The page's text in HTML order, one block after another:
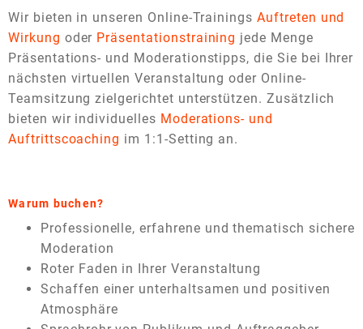
Wir bieten in unseren Online-TrainingsAuftreten und
Wirkung oder Präsentationstraining jede Menge
Präsentations- und Moderationstipps, die Sie bei Ihrer
nächsten virtuellen Veranstaltung oder Online-
Teamsitzung zielgerichtet unterstützen. Zusätzlich
bieten wir individuelles Moderations- und
Auftrittscoaching im 1:1-Setting an.
Warum buchen?
Professionelle, erfahrene und thematisch sichere
Moderation
Roter Faden in Ihrer Veranstaltung
Schaffen einer unterhaltsamen und positiven
Atmosphäre